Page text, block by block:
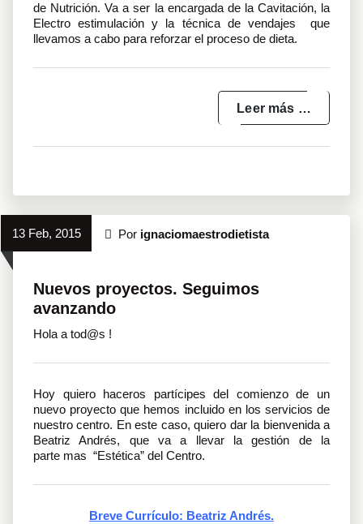
de Nutrición. Va a ser la encargada de la Cavitación, la
Electro estimulación y la técnica de vendajes que
llevamos a cabo para reforzar el proceso de dieta.
Leer más …
13 Feb, 2015 Por ignaciomaestrodietista
Nuevos proyectos. Seguimos
avanzando
Hola a tod@s !
Hoy quiero haceros partícipes del comienzo de un
nuevo proyecto que hemos incluido en los servicios de
nuestro centro. En este caso, quiero dar la bienvenida a
Beatriz Andrés, que va a llevar la gestión de la
parte mas “Estética” del Centro.
Breve Currículo: Beatriz Andrés.